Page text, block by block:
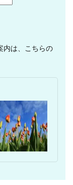
内は、こちらの